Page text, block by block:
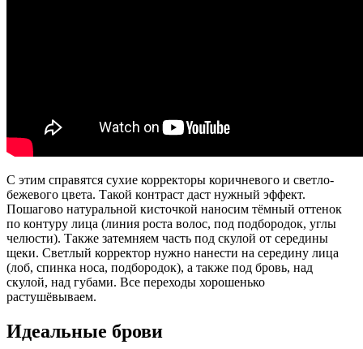
С этим справятся сухие корректоры коричневого и светло-
бежевого цвета. Такой контраст даст нужный эффект.
Пошагово натуральной кисточкой наносим тёмный оттенок
по контуру лица (линия роста волос, под подбородок, углы
челюсти). Также затемняем часть под скулой от середины
щеки. Светлый корректор нужно нанести на середину лица
(лоб, спинка носа, подбородок), а также под бровь, над
скулой, над губами. Все переходы хорошенько
растушёвываем.
Идеальные брови